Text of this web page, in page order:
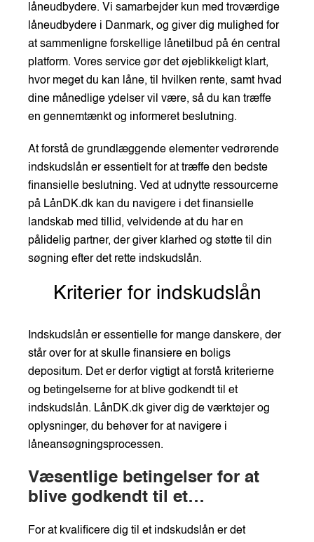
låneudbydere. Vi samarbejder kun med troværdige
låneudbydere i Danmark, og giver dig mulighed for
at sammenligne forskellige lånetilbud på én central
platform. Vores service gør det øjeblikkeligt klart,
hvor meget du kan låne, til hvilken rente, samt hvad
dine månedlige ydelser vil være, så du kan træffe
en gennemtænkt og informeret beslutning.
At forstå de grundlæggende elementer vedrørende
indskudslån er essentielt for at træffe den bedste
finansielle beslutning. Ved at udnytte ressourcerne
på LånDK.dk kan du navigere i det finansielle
landskab med tillid, velvidende at du har en
pålidelig partner, der giver klarhed og støtte til din
søgning efter det rette indskudslån.
Kriterier for indskudslån
Indskudslån er essentielle for mange danskere, der
står over for at skulle finansiere en boligs
depositum. Det er derfor vigtigt at forstå kriterierne
og betingelserne for at blive godkendt til et
indskudslån. LånDK.dk giver dig de værktøjer og
oplysninger, du behøver for at navigere i
låneansøgningsprocessen.
Væsentlige betingelser for at
blive godkendt til et
For at kvalificere dig til et indskudslån er det